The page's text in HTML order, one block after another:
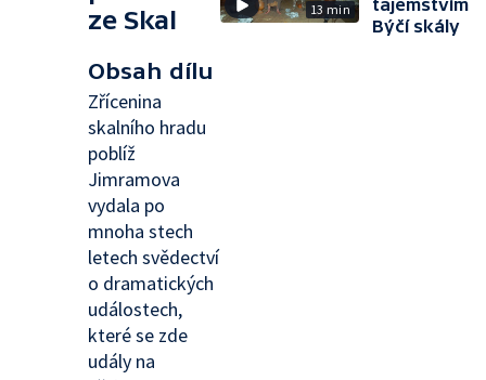
ze Skal
Obsah dílu
Zřícenina
skalního hradu
poblíž
Jimramova
vydala po
mnoha stech
letech svědectví
o dramatických
událostech,
které se zde
udály na
13 min
tajemstvím
Býčí skály